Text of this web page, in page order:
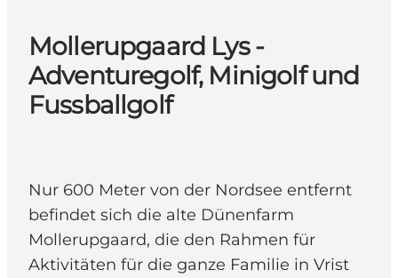
Mollerupgaard Lys -
Adventuregolf, Minigolf und
Fussballgolf
Nur 600 Meter von der Nordsee entfernt
befindet sich die alte Dünenfarm
Mollerupgaard, die den Rahmen für
Aktivitäten für die ganze Familie in Vrist